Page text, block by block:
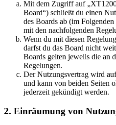
Mit dem Zugriff auf
Board“) schließt du einen
des Boards ab (im
mit den nachfolgenden
Wenn du mit diesen
darfst du das Board nicht
Boards gelten jeweils die an
Regelungen.
Der Nutzungsvertrag wird
und kann von beiden Seiten
jederzeit gekündigt werden.
2. Einräumung von